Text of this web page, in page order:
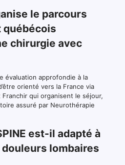
le parcours
québécois
chirurgie avec
évaluation approfondie à la
orienté vers la France via
Franchir qui organisent le séjour,
assuré par Neurothérapie
est-il adapté à
lombaires